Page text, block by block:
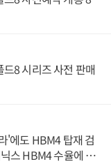
8 시리즈 사전 판매
'에도 HBM4 탑재 검
스 HBM4 수율에 주